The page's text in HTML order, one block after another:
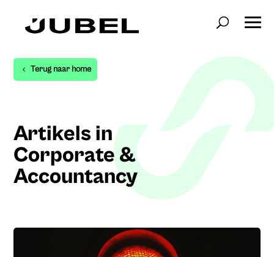
Terug naar home
Artikels in
Corporate &
Accountancy